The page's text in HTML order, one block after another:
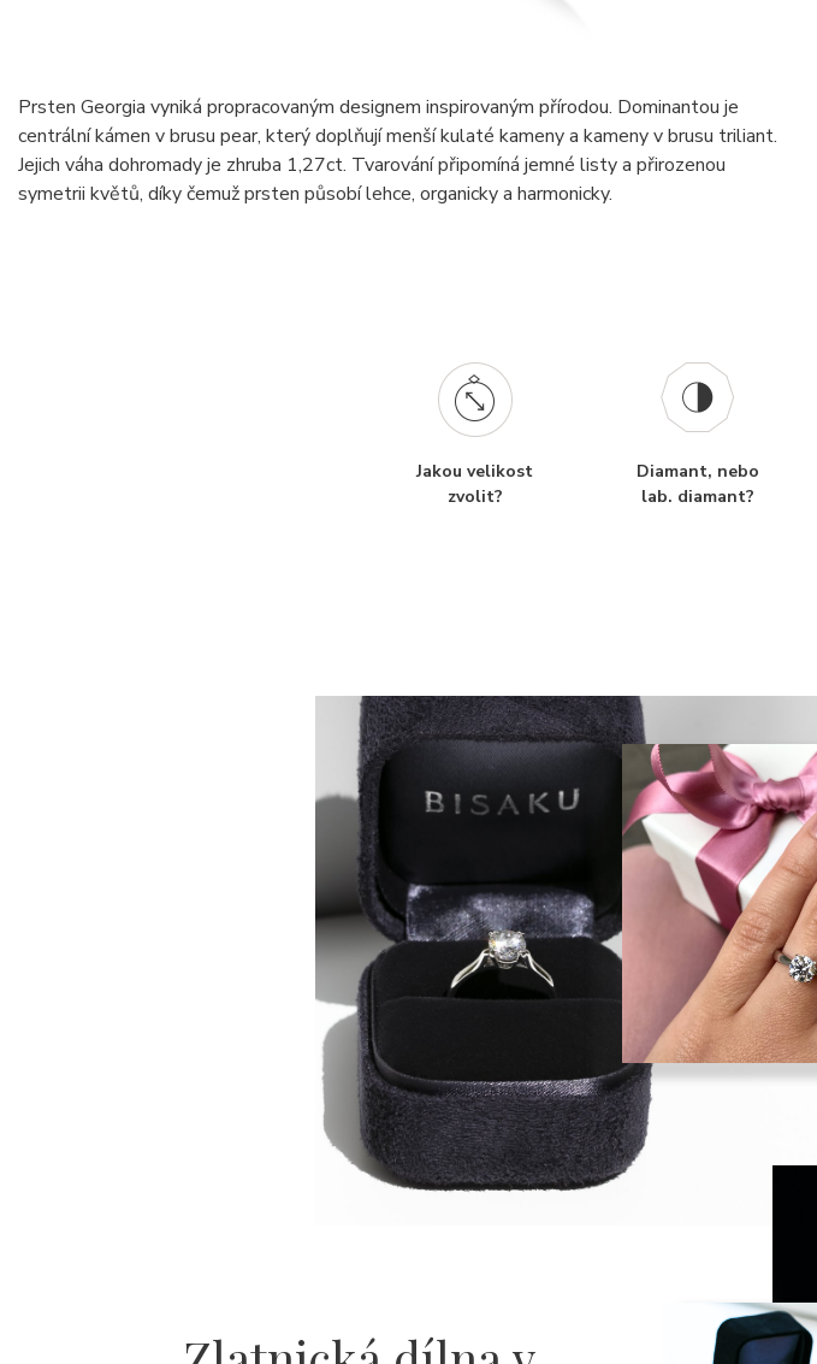
Prsten Georgia vyniká propracovaným designem inspirovaným přírodou. Dominantou je
centrální kámen v brusu pear, který doplňují menší kulaté kameny a kameny v brusu triliant.
Jejich váha dohromady je zhruba 1,27ct. Tvarování připomíná jemné listy a přirozenou
symetrii květů, díky čemuž prsten působí lehce, organicky a harmonicky.
Jakou velikost
zvolit?
Diamant, nebo
lab. diamant?